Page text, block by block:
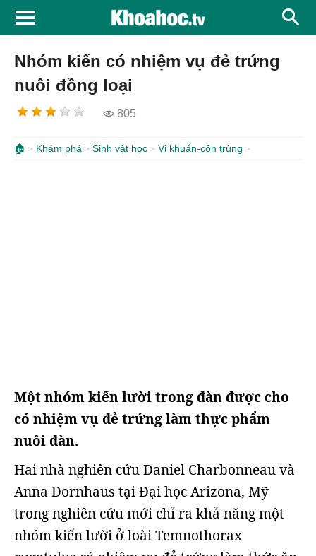
Nhóm kiến có nhiệm vụ đẻ trứng
nuôi đồng loại
805
🏠 Khám phá Sinh vật học Vi khuẩn-côn trùng
Một nhóm kiến lười trong đàn được cho
có nhiệm vụ đẻ trứng làm thực phẩm
nuôi đàn.
Hai nhà nghiên cứu Daniel Charbonneau và
Anna Dornhaus tại Đại học Arizona, Mỹ
trong nghiên cứu mới chỉ ra khả năng một
nhóm kiến lười ở loài Temnothorax